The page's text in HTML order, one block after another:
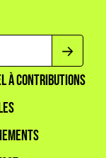
À CONTRIBUTIONS